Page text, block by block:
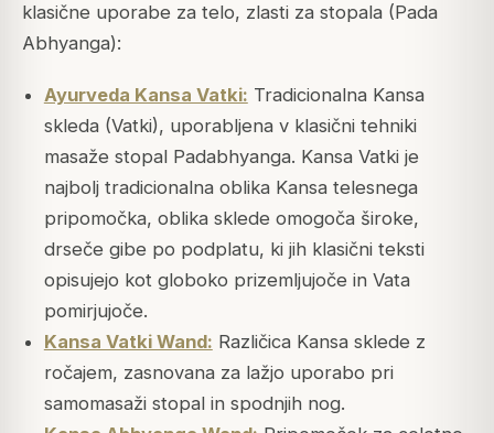
klasične uporabe za telo, zlasti za stopala (Pada
Abhyanga):
Ayurveda Kansa Vatki: Tradicionalna Kansa
skleda (Vatki), uporabljena v klasični tehniki
masaže stopal Padabhyanga. Kansa Vatki je
najbolj tradicionalna oblika Kansa telesnega
pripomočka, oblika sklede omogoča široke,
drseče gibe po podplatu, ki jih klasični teksti
opisujejo kot globoko prizemljujoče in Vata
pomirjujoče.
Kansa Vatki Wand: Različica Kansa sklede z
ročajem, zasnovana za lažjo uporabo pri
samomasaži stopal in spodnjih nog.